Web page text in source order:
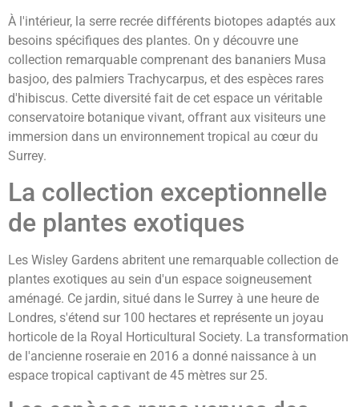
À l'intérieur, la serre recrée différents biotopes adaptés aux
besoins spécifiques des plantes. On y découvre une
collection remarquable comprenant des bananiers Musa
basjoo, des palmiers Trachycarpus, et des espèces rares
d'hibiscus. Cette diversité fait de cet espace un véritable
conservatoire botanique vivant, offrant aux visiteurs une
immersion dans un environnement tropical au cœur du
Surrey.
La collection exceptionnelle
de plantes exotiques
Les Wisley Gardens abritent une remarquable collection de
plantes exotiques au sein d'un espace soigneusement
aménagé. Ce jardin, situé dans le Surrey à une heure de
Londres, s'étend sur 100 hectares et représente un joyau
horticole de la Royal Horticultural Society. La transformation
de l'ancienne roseraie en 2016 a donné naissance à un
espace tropical captivant de 45 mètres sur 25.